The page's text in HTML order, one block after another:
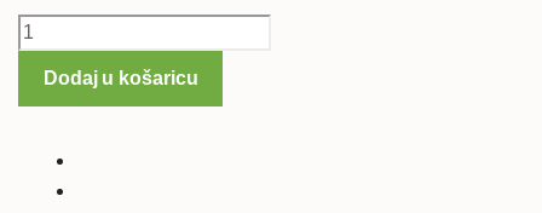
je:
19,99 €.
ARMOR
Dodaj u košaricu